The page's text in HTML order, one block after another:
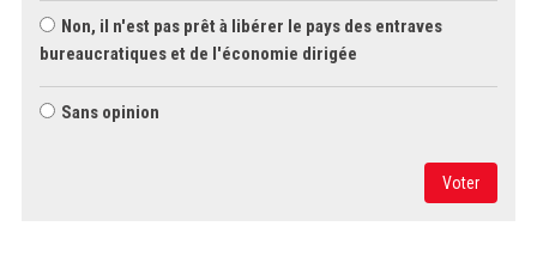
Non, il n'est pas prêt à libérer le pays des entraves
bureaucratiques et de l'économie dirigée
Sans opinion
Voter